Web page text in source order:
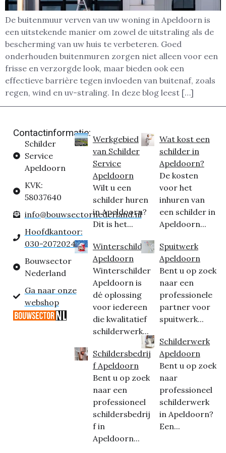
De buitenmuur verven van uw woning in Apeldoorn is
een uitstekende manier om zowel de uitstraling als de
bescherming van uw huis te verbeteren. Goed
onderhouden buitenmuren zorgen niet alleen voor een
frisse en verzorgde look, maar bieden ook een
effectieve barrière tegen invloeden van buitenaf, zoals
regen, wind en uv-straling. In deze blog leest […]
Contactinformatie:
Schilder
Service
Apeldoorn
KVK:
58037640
info@bouwsectornederland.nl
Hoofdkantoor:
030-2072024
Bouwsector
Nederland
Ga naar onze
webshop
Werkgebied
van Schilder
Service
Apeldoorn
Wilt u een
schilder huren
in Apeldoorn?
Dit is het...
Winterschilder
Apeldoorn
Winterschilder
Apeldoorn is
dé oplossing
voor iedereen
die kwalitatief
schilderwerk...
Schildersbedrij
f Apeldoorn
Bent u op zoek
naar een
professioneel
schildersbedrij
f in
Apeldoorn...
Wat kost een
schilder in
Apeldoorn?
De kosten
voor het
inhuren van
een schilder in
Apeldoorn...
Spuitwerk
Apeldoorn
Bent u op zoek
naar een
professionele
partner voor
spuitwerk...
Schilderwerk
Apeldoorn
Bent u op zoek
naar
professioneel
schilderwerk
in Apeldoorn?
Een...